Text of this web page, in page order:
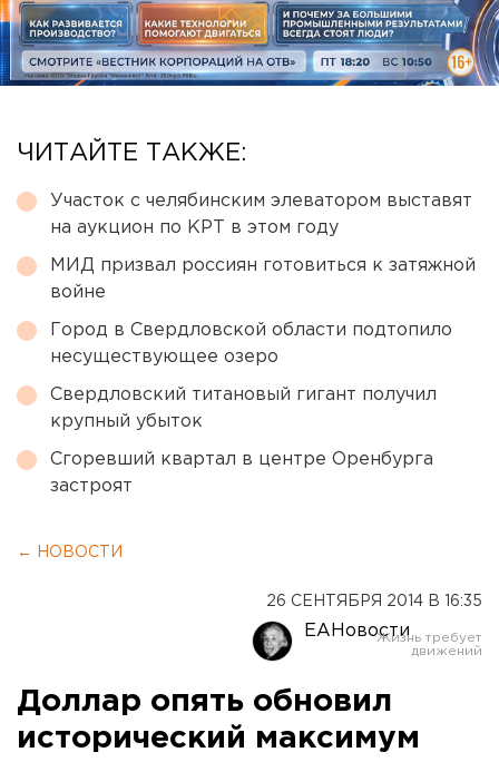
ЧИТАЙТЕ ТАКЖЕ:
Участок с челябинским элеватором выставят
на аукцион по КРТ в этом году
МИД призвал россиян готовиться к затяжной
войне
Город в Свердловской области подтопило
несуществующее озеро
Свердловский титановый гигант получил
крупный убыток
Сгоревший квартал в центре Оренбурга
застроят
← НОВОСТИ
26 СЕНТЯБРЯ 2014 В 16:35
ЕАНовости
Доллар опять обновил
исторический максимум